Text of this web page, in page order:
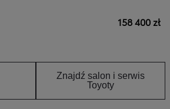
158 400 zł
Znajdź salon i serwis
Toyoty